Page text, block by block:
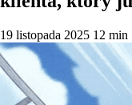
19 listopada 2025 12 min